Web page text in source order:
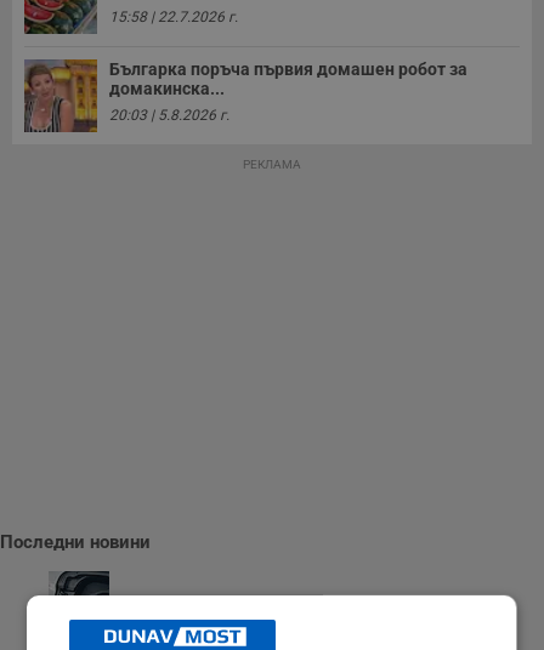
15:58 | 22.7.2026 г.
Българка поръча първия домашен робот за
домакинска...
20:03 | 5.8.2026 г.
РЕКЛАМА
Последни новини